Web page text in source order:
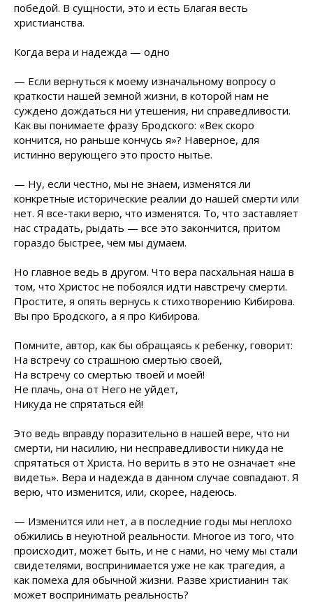
победой. В сущности, это и есть Благая весть
христианства.
Когда вера и надежда — одно
— Если вернуться к моему изначальному вопросу о
краткости нашей земной жизни, в которой нам не
суждено дождаться ни утешения, ни справедливости.
Как вы понимаете фразу Бродского: «Век скоро
кончится, но раньше кончусь я»? Наверное, для
истинно верующего это просто нытье.
— Ну, если честно, мы не знаем, изменятся ли
конкретные исторические реалии до нашей смерти или
нет. Я все-таки верю, что изменятся. То, что заставляет
нас страдать, рыдать — все это закончится, притом
гораздо быстрее, чем мы думаем.
Но главное ведь в другом. Что вера пасхальная наша в
том, что Христос не побоялся идти навстречу смерти.
Простите, я опять вернусь к стихотворению Кибирова.
Вы про Бродского, а я про Кибирова.
Помните, автор, как бы обращаясь к ребенку, говорит:
На встречу со страшною смертью своей,
На встречу со смертью твоей и моей!
Не плачь, она от Него не уйдет,
Никуда не спрятаться ей!
Это ведь вправду поразительно в нашей вере, что ни
смерти, ни насилию, ни несправедливости никуда не
спрятаться от Христа. Но верить в это не означает «не
видеть». Вера и надежда в данном случае совпадают. Я
верю, что изменится, или, скорее, надеюсь.
— Изменится или нет, а в последние годы мы неплохо
обжились в неуютной реальности. Многое из того, что
происходит, может быть, и не с нами, но чему мы стали
свидетелями, воспринимается уже не как трагедия, а
как помеха для обычной жизни. Разве христианин так
может воспринимать реальность?